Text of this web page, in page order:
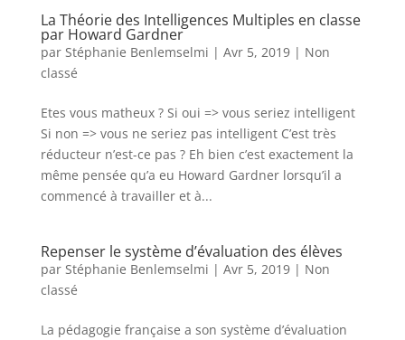
La Théorie des Intelligences Multiples en classe
par Howard Gardner
par Stéphanie Benlemselmi | Avr 5, 2019| Non
classé
Etes vous matheux ? Si oui => vous seriez intelligent
Si non => vous ne seriez pas intelligent C’est très
réducteur n’est-ce pas ? Eh bien c’est exactement la
même pensée qu’a eu Howard Gardner lorsqu’il a
commencé à travailler et à...
Repenser le système d’évaluation des élèves
par Stéphanie Benlemselmi | Avr 5, 2019| Non
classé
La pédagogie française a son système d’évaluation